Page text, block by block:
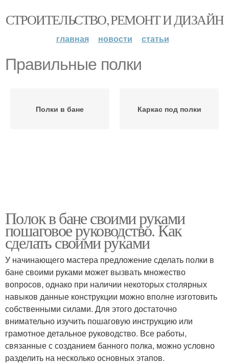
СТРОИТЕЛЬСТВО, РЕМОНТ И ДИЗАЙН
главная новости статьи
Правильные полки
Полки в бане Каркас под полки
Полок в бане своими руками
пошаговое руководство. Как
сделать своими руками
У начинающего мастера предложение сделать полки в
бане своими руками может вызвать множество
вопросов, однако при наличии некоторых столярных
навыков данные конструкции можно вполне изготовить
собственными силами. Для этого достаточно
внимательно изучить пошаговую инструкцию или
грамотное детальное руководство. Все работы,
связанные с созданием банного полка, можно условно
разделить на несколько основных этапов.